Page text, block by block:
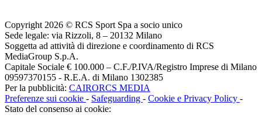
Copyright 2026 © RCS Sport Spa a socio unico
Sede legale: via Rizzoli, 8 – 20132 Milano
Soggetta ad attività di direzione e coordinamento di RCS
MediaGroup S.p.A.
Capitale Sociale € 100.000 – C.F./P.IVA/Registro Imprese di Milano
09597370155 - R.E.A. di Milano 1302385
Per la pubblicità: CAIRORCS MEDIA
Preferenze sui cookie - Safeguarding - Cookie e Privacy Policy -
Stato del consenso ai cookie: